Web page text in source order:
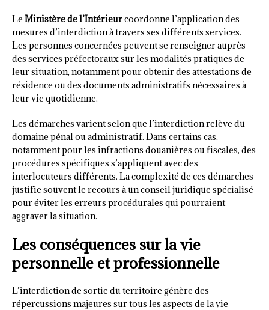
Le Ministère de l’Intérieurcoordonne l’application des
mesures d’interdiction à travers ses différents services.
Les personnes concernées peuvent se renseigner auprès
des services préfectoraux sur les modalités pratiques de
leur situation, notamment pour obtenir des attestations de
résidence ou des documents administratifs nécessaires à
leur vie quotidienne.
Les démarches varient selon que l’interdiction relève du
domaine pénal ou administratif. Dans certains cas,
notamment pour les infractions douanières ou fiscales, des
procédures spécifiques s’appliquent avec des
interlocuteurs différents. La complexité de ces démarches
justifie souvent le recours à un conseil juridique spécialisé
pour éviter les erreurs procédurales qui pourraient
aggraver la situation.
Les conséquences sur la vie
personnelle et professionnelle
L’interdiction de sortie du territoire génère des
répercussions majeures sur tous les aspects de la vie